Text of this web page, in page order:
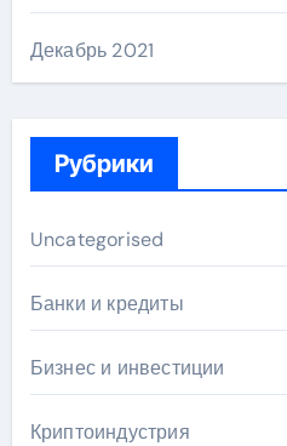
Декабрь 2021
Рубрики
Uncategorised
Банки и кредиты
Бизнес и инвестиции
Криптоиндустрия